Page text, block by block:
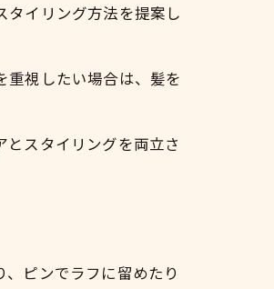
タイリング方法を提案し
重視したい場合は、髪を
スタイリングを両立さ
ピンでラフに留めたり